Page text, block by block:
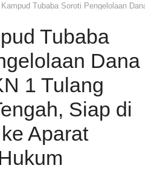
Kampud Tubaba Soroti Pengelolaan Dana
Tubaba
Dana
1 Tulang
Siap di
Aparat